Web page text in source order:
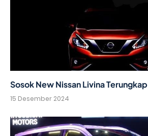
Sosok New Nissan Livina
15 Desember 2024